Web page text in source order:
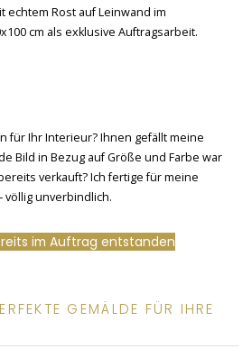
für Ihr Interieur? Ihnen gefällt meine
Bild in Bezug auf Größe und Farbe war
verkauft? Ich fertige für meine
völlig unverbindlich.
im Auftrag entstanden
GEMÄLDE FÜR IHRE